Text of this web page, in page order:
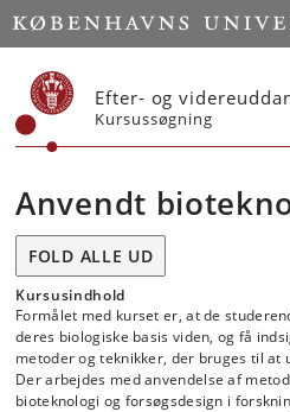
Start
Efter- og
Kursussøgning
Anvendt
FOLD ALLE UD
Kursusindhold
Formålet med kurset er, at de
deres biologiske basis viden, og få
metoder og teknikker, der bruges til at
Der arbejdes med anvendelse af
bioteknologi og forsøgsdesign i